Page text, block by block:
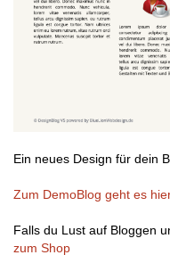
Ein neues Design für dein
Zum DemoBlog geht es
Falls du Lust auf Bloggen
zum Shop